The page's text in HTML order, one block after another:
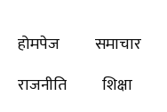
होमपेज समाचार
राजनीति
शिक्षा